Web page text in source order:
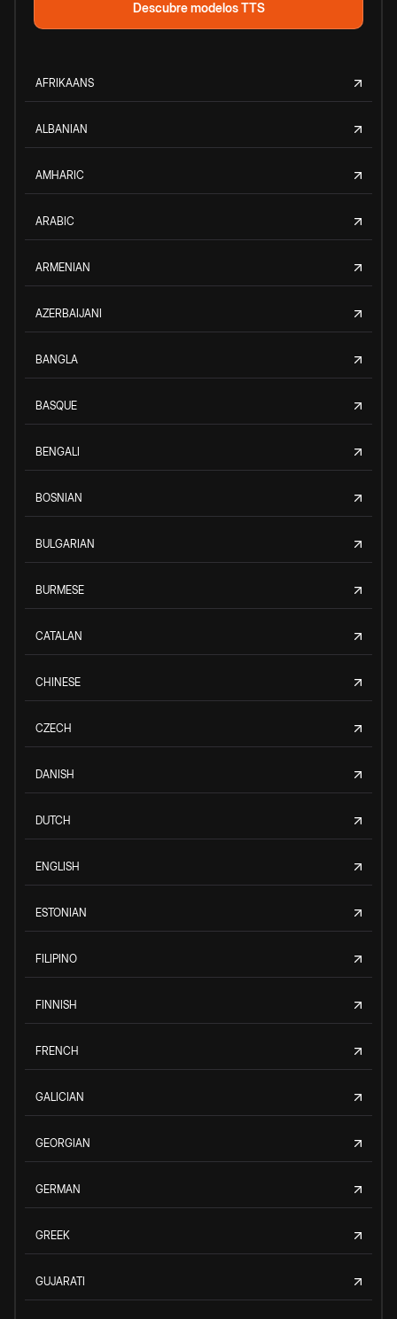
Descubre modelos TTS
AFRIKAANS
ALBANIAN
AMHARIC
ARABIC
ARMENIAN
AZERBAIJANI
BANGLA
BASQUE
BENGALI
BOSNIAN
BULGARIAN
BURMESE
CATALAN
CHINESE
CZECH
DANISH
DUTCH
ENGLISH
ESTONIAN
FILIPINO
FINNISH
FRENCH
GALICIAN
GEORGIAN
GERMAN
GREEK
GUJARATI